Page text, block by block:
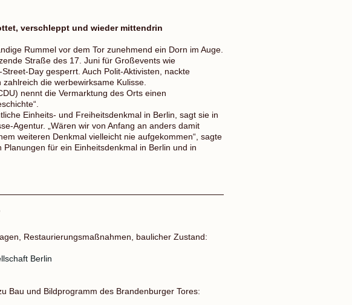
verschleppt und wieder mittendrin
Rummel vor dem Tor zunehmend ein Dorn im Auge.
Straße des 17. Juni für Großevents wie
Day gesperrt. Auch Polit-Aktivisten, nackte
die werbewirksame Kulisse.
nennt die Vermarktung des Orts einen
Einheits- und Freiheitsdenkmal in Berlin, sagt sie in
Agentur. „Wären wir von Anfang an anders damit
weiteren Denkmal vielleicht nie aufgekommen“, sagte
für ein Einheitsdenkmal in Berlin und in
Restaurierungsmaßnahmen, baulicher Zustand:
Berlin
Bau und Bildprogramm des Brandenburger Tores: